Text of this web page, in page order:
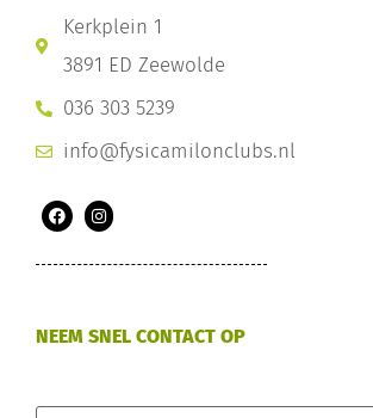
Kerkplein 1
3891 ED Zeewolde
036 303 5239
info@fysicamilonclubs.nl
NEEM SNEL CONTACT OP
Naam *